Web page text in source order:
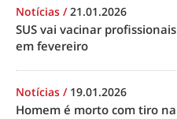
Notícias /21.01.2026
SUS vai vacinar
em fevereiro
Notícias / 19.01.2026
Homem é morto com tiro